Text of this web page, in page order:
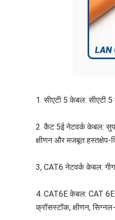
1. सीएटी 5 केबल: सीएटी
2. कैट 5ई नेटवर्क केबल:
क्षीणन और मजबूत हस्तक्षेप-
3, CAT6 नेटवर्क केबल:
4. CAT6E केबल: CAT
क्रॉसस्टॉक, क्षीणन,